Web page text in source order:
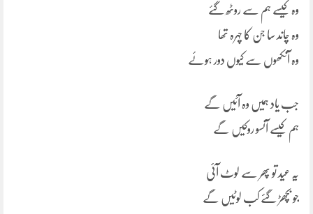
وہ کیسے ہم سے روٹھ گئے
وہ چاند سا جن کا چہرہ تھا
وہ آنکھوں سے کیوں دور ہوئے
جب یاد ہمیں وہ آئیں گے
ہم کیسے آنسو روکیں گے
یہ عید تو پھر سے لوٹ آئی
جو بچھڑ گئے کب لوٹیں گے